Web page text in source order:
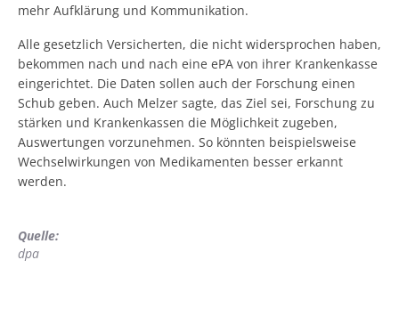
mehr Aufklärung und Kommunikation.
Alle gesetzlich Versicherten, die nicht widersprochen haben,
bekommen nach und nach eine ePA von ihrer Krankenkasse
eingerichtet. Die Daten sollen auch der Forschung einen
Schub geben. Auch Melzer sagte, das Ziel sei, Forschung zu
stärken und Krankenkassen die Möglichkeit zugeben,
Auswertungen vorzunehmen. So könnten beispielsweise
Wechselwirkungen von Medikamenten besser erkannt
werden.
Quelle:
dpa